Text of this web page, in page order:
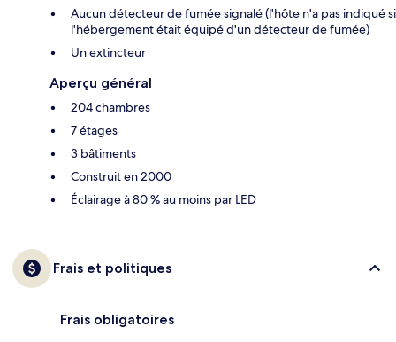
Aucun détecteur de fumée signalé (l'hôte n'a pas indiqué si
l'hébergement était équipé d'un détecteur de fumée)
Un extincteur
Aperçu général
204 chambres
7 étages
3 bâtiments
Construit en 2000
Éclairage à 80 % au moins par LED
Frais et politiques
Frais obligatoires